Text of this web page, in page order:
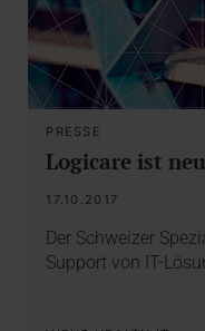
PRESSE
Logicare ist
17.10.2017
Der Schweizer
Support von IT-